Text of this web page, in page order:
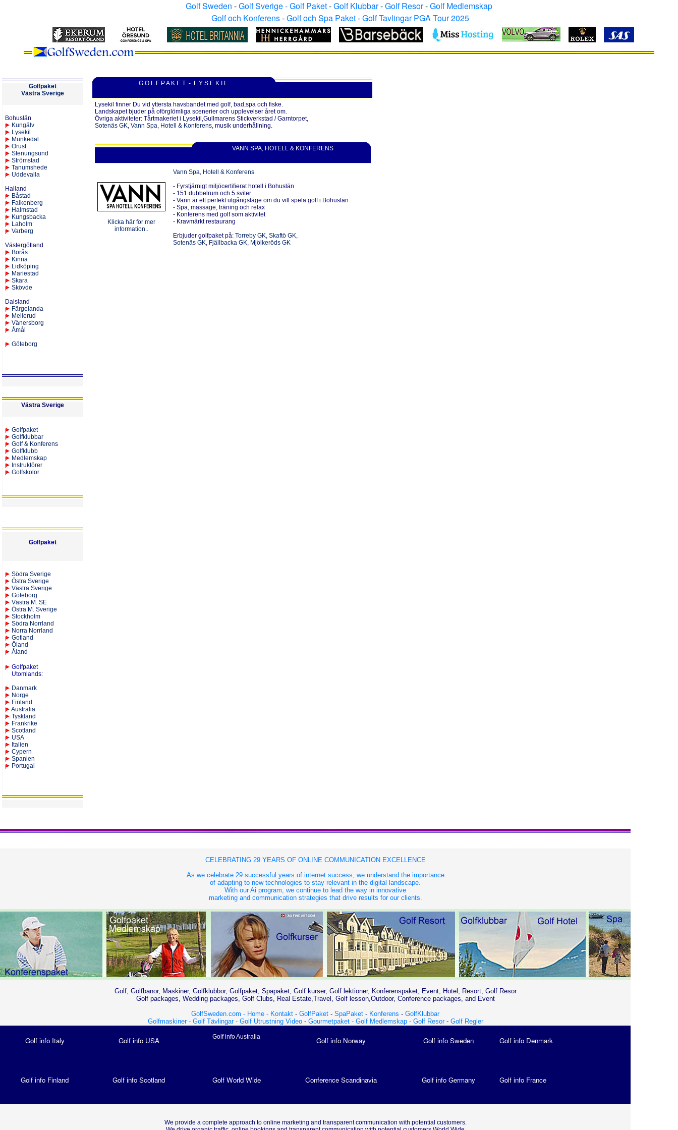
Golf Sweden -Golf Sverige - Golf Paket-Golf Klubbar-Golf Resor-Golf Medlemskap
Golf och Konferens-Golf och Spa Paket-Golf Tavlingar PGA Tour 2025
Golfpaket
VästraSverige
Bohuslän
Kungälv
Lysekil
Munkedal
Orust
Stenungsund
Strömstad
Tanumshede
Uddevalla
Halland
Båstad
Falkenberg
Halmstad
Kungsbacka
Laholm
Varberg
Västergötland
Borås
Kinna
Lid köping
Mariestad
Skara
Skövde
Dalsland
Färgelanda
Mellerud
Vänersborg
Åmål
Göteborg
Västra Sverige
Golfpaket
Golfklubbar
Golf & Konferens
Golfklubb
Medlemskap
Instruktörer
Golfskolor
Golfpaket
Södra Sverige
Östra Sverige
Västra Sverige
Göteborg
Västra M. SE
Östra M. Sverige
Stockholm
Södra Norrland
Norra Norrland
Gotland
Öland
Åland
Golfpaket
Utomlands:
Danmark
Norge
Finland
Australia
Tyskland
Frankrike
Scotland
USA
Italien
Cypern
Spanien
Portugal
G O L F P A K E T - L Y S E K I L
Lysekil finner Du vid yttersta havsbandet med golf, bad,spa och fiske.
Landskapet bjuder på oförglömliga scenerier och upplevelser året om.
Övriga aktiviteter: Tårtmakeriet i Lysekil,Gullmarens Stickverkstad / Garntorpet,
Sotenäs GK, Vann Spa, Hotell & Konferens, musik underhållning.
VANN SPA, HOTELL & KONFERENS
Klicka här för mer
information..
Vann Spa, Hotell & Konferens
- Fyrstjärnigt miljöcertifierat hotell i Bohuslän
- 151 dubbelrum och 5 sviter
- Vann är ett perfekt utgångsläge om du vill spela golf i Bohuslän
- Spa, massage, träning och relax
- Konferens med golf som aktivitet
- Kravmärkt restaurang
Erbjuder golfpaket på: Torreby GK, Skaftö GK,
Sotenäs GK, Fjällbacka GK, Mjölkeröds GK
CELEBRATING 29 YEARS OF ONLINE COMMUNICATION EXCELLENCE
As we celebrate 29 successful years of internet success, we understand the importance
of adapting to new technologies to stay relevant in the digital landscape.
With our Ai program, we continue to lead the way in innovative
marketing and communication strategies that drive results for our clients.
Golf, Golfbanor, Maskiner, Golfklubbor, Golfpaket, Spapaket, Golf kurser, Golf lektioner, Konferenspaket, Event, Hotel, Resort, Golf Resor
Golf packages, Wedding packages, Golf Clubs, Real Estate,Travel, Golf lesson,Outdoor, Conference packages, and Event
GolfSweden.com - Home - Kontakt - GolfPaket - SpaPaket - Konferens - GolfKlubbar
Golfmaskiner - Golf Tävlingar - Golf Utrustning Video - Gourmetpaket - Golf Medlemskap - Golf Resor- Golf Regler
Golf info Italy Golf info USA Golf info Australia Golf info Norway Golf info Sweden Golf info Denmark
Golf info Finland Golf info Scotland Golf World Wide Conference Scandinavia Golf info Germany Golf info France
We provide a complete approach to online marketing and transparent communication with potential customers.